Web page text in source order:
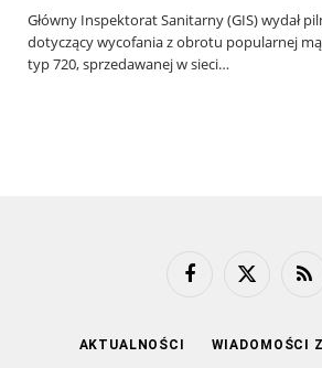
Główny Inspektorat Sanitarny (GIS) wydał
dotyczący wycofania z obrotu popularnej
typ 720, sprzedawanej w sieci…
FacebookX
RSS
AKTUALNOŚCI WIADOMOŚCI